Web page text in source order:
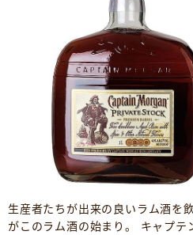
生産者たちが出来の良いラム酒を
がこのラム酒の始まり。 キャプテ